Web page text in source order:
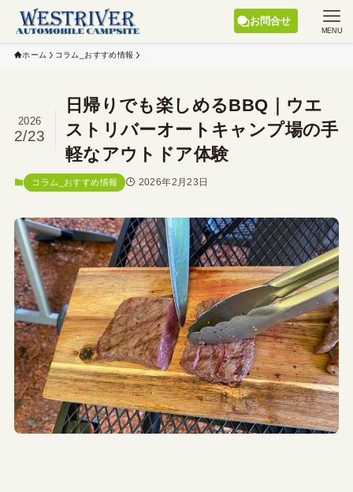
お問合せ
MENU
ホーム コラム_おすすめ情報
日帰りでも楽しめるBBQ｜ウエ
ストリバーオートキャンプ場の手
軽なアウトドア体験
2026
2/23
コラム_おすすめ情報 2026年2月23日